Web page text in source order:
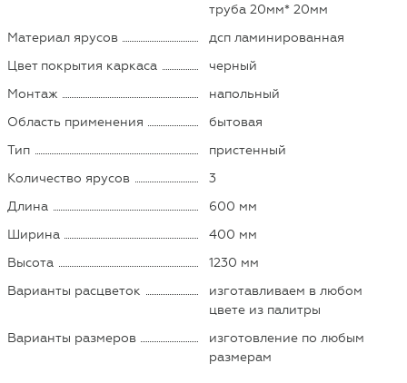
труба 20мм* 20мм
Материал ярусов
дсп ламинированная
Цвет покрытия каркаса
черный
Монтаж
напольный
Область применения
бытовая
Тип
пристенный
Количество ярусов
3
Длина
600 мм
Ширина
400 мм
Высота
1230 мм
Варианты расцветок
изготавливаем в любом
цвете из палитры
Варианты размеров
изготовление по любым
размерам